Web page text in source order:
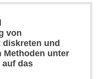
von
diskreten und
Methoden unter
das